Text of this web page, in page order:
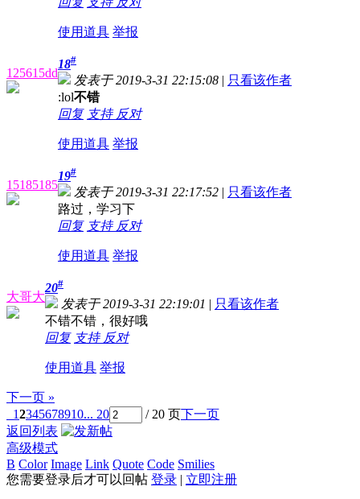
使用道具 举报
125615dd
18#
发表于 2019-3-31 22:15:08 | 只看该作者
:lol不错
回复 支持 反对
使用道具 举报
15185185
19#
发表于 2019-3-31 22:17:52 | 只看该作者
路过，学习下
回复 支持 反对
使用道具 举报
大哥大
20#
发表于 2019-3-31 22:19:01 | 只看该作者
不错不错，很好哦
回复 支持 反对
使用道具 举报
下一页 »
12345678910... 20 / 20 页下一页
返回列表
高级模式
B Color Image Link Quote Code Smilies
您需要登录后才可以回帖 登录 | 立即注册